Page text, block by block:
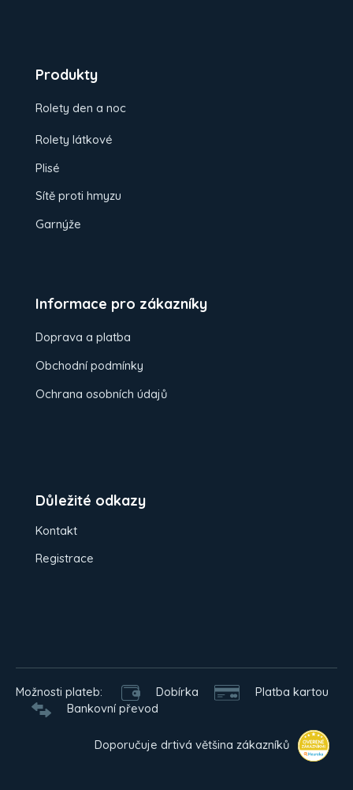
Produkty
Rolety den a noc
Rolety látkové
Plisé
Sítě proti hmyzu
Garnýže
Informace pro zákazníky
Doprava a platba
Obchodní podmínky
Ochrana osobních údajů
Důležité odkazy
Kontakt
Registrace
Možnosti plateb: Dobírka
Platba kartou
Bankovní převod
Doporučuje drtivá většina zákazníků